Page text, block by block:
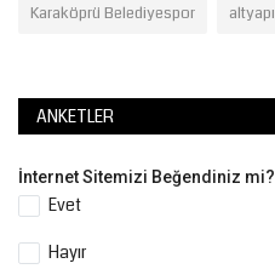
Karaköprü Belediyespor altyapı
ANKETLER
İnternet Sitemizi Beğendiniz mi?
Evet
Hayır